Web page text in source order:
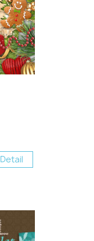
Detail